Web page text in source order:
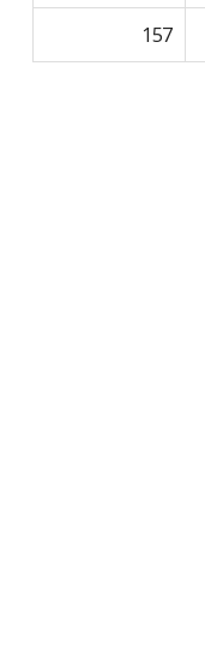
157